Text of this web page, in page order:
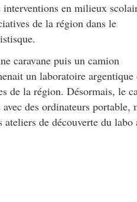
interventions en milieux
de la région dans le
caravane puis un camion
un laboratoire argentique
de la région. Désormais, le
des ordinateurs
de découverte du labo